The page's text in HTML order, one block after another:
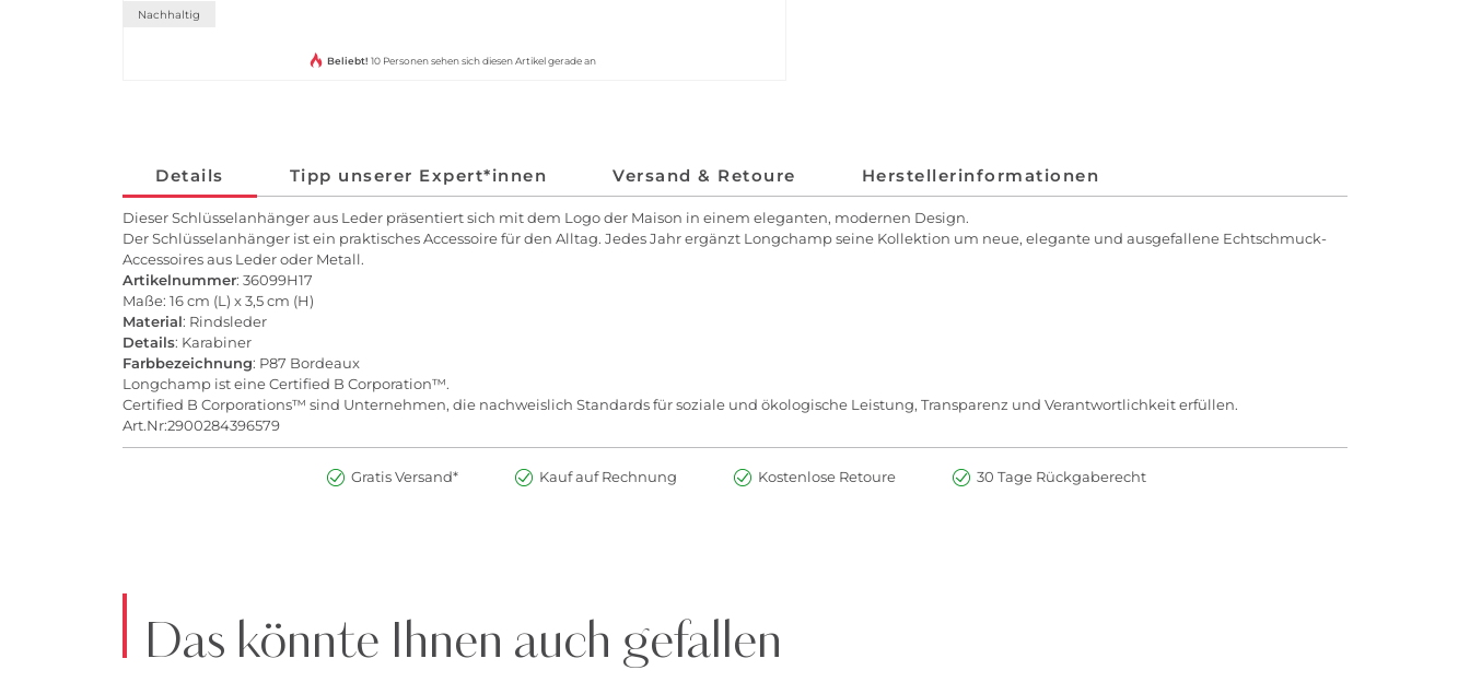
Nachhaltig
Beliebt! 10 Personen sehen sich diesen Artikel gerade an
Details Tipp unserer Expert*innen Versand & Retoure Herstellerinformationen
Dieser Schlüsselanhänger aus Leder präsentiert sich mit dem Logo der Maison in einem eleganten, modernen Design.
Der Schlüsselanhänger ist ein praktisches Accessoire für den Alltag. Jedes Jahr ergänzt Longchamp seine Kollektion um neue, elegante und ausgefallene Echtschmuck-
Accessoires aus Leder oder Metall.
Artikelnummer: 36099H17
Maße: 16 cm (L) x 3,5 cm (H)
Material: Rindsleder
Details: Karabiner
Farbbezeichnung: P87 Bordeaux
Longchamp ist eine Certified B Corporation™.
Certified B Corporations™ sind Unternehmen, die nachweislich Standards für soziale und ökologische Leistung, Transparenz und Verantwortlichkeit erfüllen.
Art.Nr:2900284396579
Gratis Versand* Kauf auf Rechnung Kostenlose Retoure 30 Tage Rückgaberecht
Das könnte Ihnen auch gefallen